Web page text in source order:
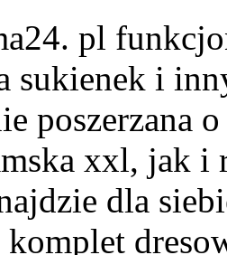
pl
sukienek i
poszerzana
xxl, jak i
dla